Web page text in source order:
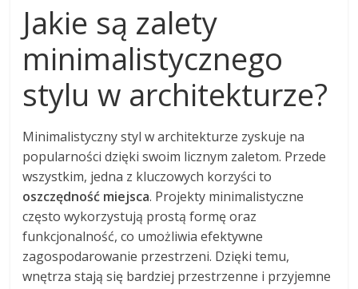
Jakie są zalety
minimalistycznego
stylu w architekturze?
Minimalistyczny styl w architekturze zyskuje na
popularności dzięki swoim licznym zaletom. Przede
wszystkim, jedna z kluczowych korzyści to
oszczędność miejsca. Projekty minimalistyczne
często wykorzystują prostą formę oraz
funkcjonalność, co umożliwia efektywne
zagospodarowanie przestrzeni. Dzięki temu,
wnętrza stają się bardziej przestrzenne i przyjemne